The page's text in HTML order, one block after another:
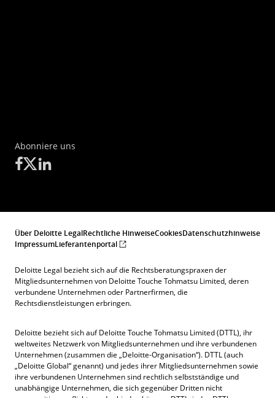
Abonniere uns
Über Deloitte LegalRechtliche HinweiseCookiesDatenschutzhinweise
ImpressumLieferantenportal
Deloitte Legal bezieht sich auf die Rechtsberatungspraxen der
Mitgliedsunternehmen von Deloitte Touche Tohmatsu Limited, deren
verbundene Unternehmen oder Partnerfirmen, die
Rechtsdienstleistungen erbringen.
Deloitte bezieht sich auf Deloitte Touche Tohmatsu Limited (DTTL), ihr
weltweites Netzwerk von Mitgliedsunternehmen und ihre verbundenen
Unternehmen (zusammen die „Deloitte-Organisation“). DTTL (auch
„Deloitte Global“ genannt) und jedes ihrer Mitgliedsunternehmen sowie
ihre verbundenen Unternehmen sind rechtlich selbstständige und
unabhängige Unternehmen, die sich gegenüber Dritten nicht